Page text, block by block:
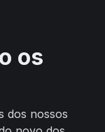
os
dos nossos